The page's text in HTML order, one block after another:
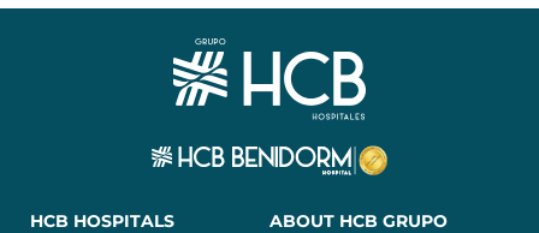
HCB HOSPITALS ABOUT HCB GRUPO